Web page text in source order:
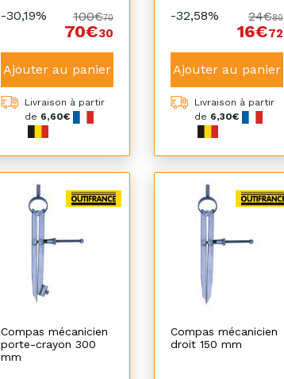
-30,19% 100€70
70€30
Ajouter au panier
Livraison à partir
de 6,60€
-32,58% 24€80
16€72
Ajouter au panier
Livraison à partir
de 6,30€
Compas mécanicien
porte-crayon 300
mm
Compas mécanicien
droit 150 mm